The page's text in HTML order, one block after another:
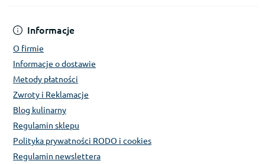
Informacje
O firmie
Informacje o dostawie
Metody płatności
Zwroty i Reklamacje
Blog kulinarny
Regulamin sklepu
Polityka prywatności RODO i cookies
Regulamin newslettera